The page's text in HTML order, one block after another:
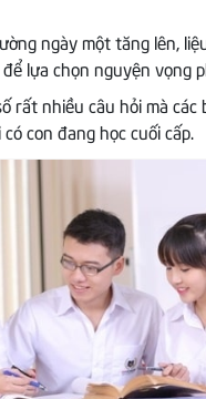
ngày một tăng lên,
lựa chọn nguyện vọng
rất nhiều câu hỏi mà các
con đang học cuối cấp.